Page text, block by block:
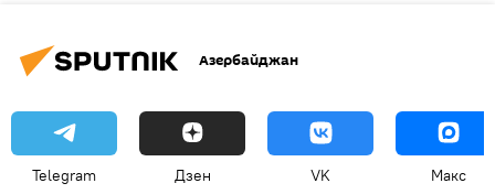
Азербайджан
Telegram Дзен VK Макс